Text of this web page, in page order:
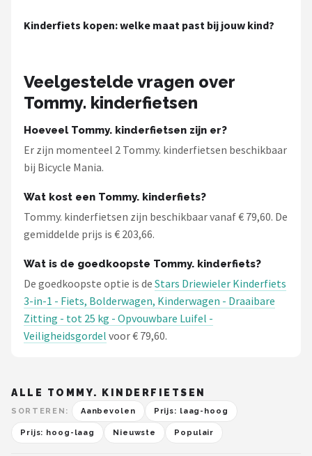
Kinderfiets kopen: welke maat past bij jouw kind?
Veelgestelde vragen over
Tommy. kinderfietsen
Hoeveel Tommy. kinderfietsen zijn er?
Er zijn momenteel 2 Tommy. kinderfietsen beschikbaar
bij Bicycle Mania.
Wat kost een Tommy. kinderfiets?
Tommy. kinderfietsen zijn beschikbaar vanaf € 79,60. De
gemiddelde prijs is € 203,66.
Wat is de goedkoopste Tommy. kinderfiets?
De goedkoopste optie is de Stars Driewieler Kinderfiets
3-in-1 - Fiets, Bolderwagen, Kinderwagen - Draaibare
Zitting - tot 25 kg - Opvouwbare Luifel -
Veiligheidsgordel voor € 79,60.
ALLE TOMMY. KINDERFIETSEN
SORTEREN: Aanbevolen Prijs: laag-hoog
Prijs: hoog-laag Nieuwste Populair